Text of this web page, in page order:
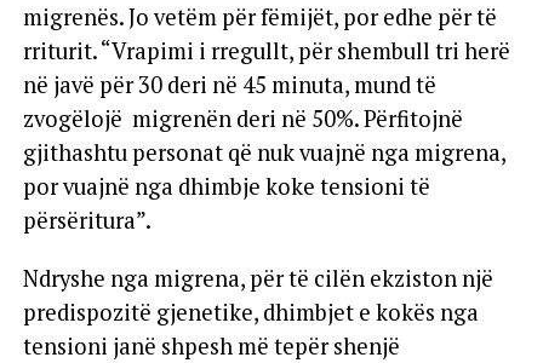
migrenës. Jo vetëm për fëmijët, por edhe për të
rriturit. “Vrapimi i rregullt, për shembull tri herë
në javë për 30 deri në 45 minuta, mund të
zvogëlojë migrenën deri në 50%. Përfitojnë
gjithashtu personat që nuk vuajnë nga migrena,
por vuajnë nga dhimbje koke tensioni të
përsëritura”.
Ndryshe nga migrena, për të cilën ekziston një
predispozitë gjenetike, dhimbjet e kokës nga
tensioni janë shpesh më tepër shenjë